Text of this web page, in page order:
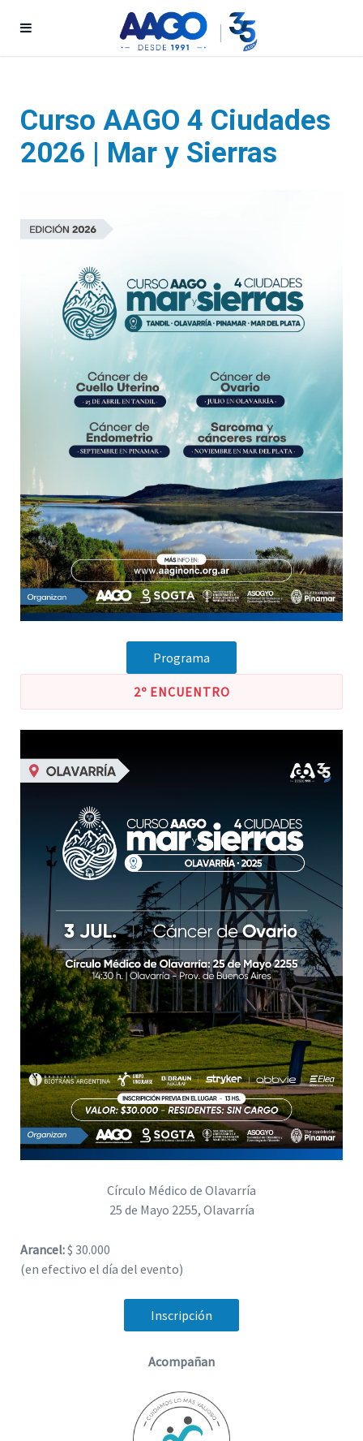
Curso AAGO 4 Ciudades
2026 | Mar y Sierras
Programa
2º ENCUENTRO
Círculo Médico de Olavarría
25 de Mayo 2255, Olavarría
Arancel:$ 30.000
(en efectivo el día del evento)
Inscripción
Acompañan